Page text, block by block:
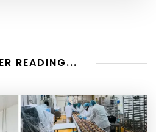
READING...